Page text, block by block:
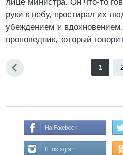
лице министра. Он что-то
руки к небу, простирал их
убеждением и
проповедник, который
1 2
На Facebook
В Instagram